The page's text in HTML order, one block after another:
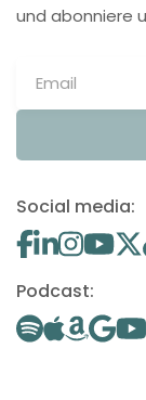
und abonniere
Social media:
Podcast: